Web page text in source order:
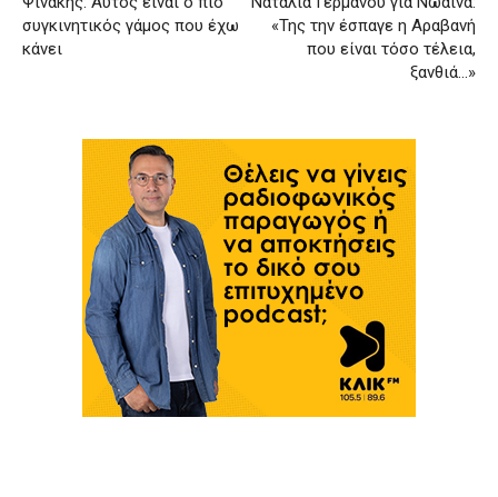
συγκινητικός γάμος που έχω
κάνει
«Της την έσπαγε η Αραβανή
που είναι τόσο τέλεια,
ξανθιά…»